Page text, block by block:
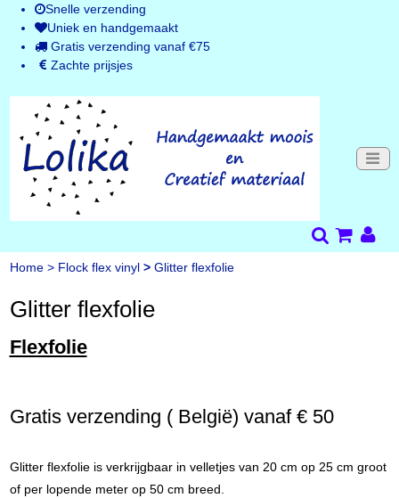
Snelle verzending
Uniek en handgemaakt
Gratis verzending vanaf €75
Zachte prijsjes
Home > Flock flex vinyl > Glitter flexfolie
Glitter flexfolie
Flexfolie
Gratis verzending ( België) vanaf € 50
Glitter flexfolie is verkrijgbaar in velletjes van 20 cm op 25 cm groot
of per lopende meter op 50 cm breed.